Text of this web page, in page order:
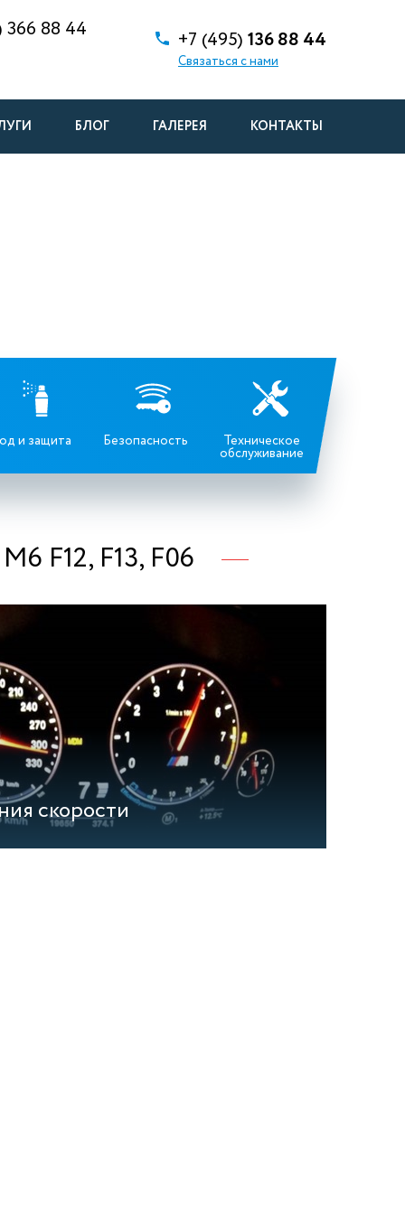
366 88 44 +7 (495) 136 88 44
Связаться с нами
БЛОГ ГАЛЕРЕЯ КОНТАКТЫ
и защита Безопасность Техническое
обслуживание
F13, F06
скорости